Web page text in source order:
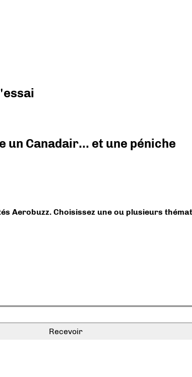
un Canadair… et une péniche
Aerobuzz. Choisissez une ou plusieurs